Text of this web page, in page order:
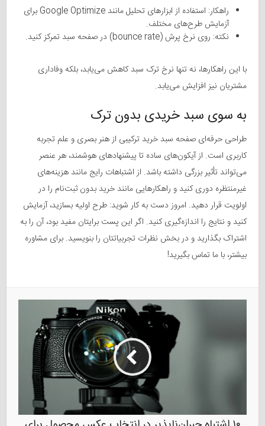
راهکار: استفاده از ابزارهای تحلیل مانند Google Optimize برای
آزمایش طرح‌های مختلف.
نکته: روی نرخ پرش (bounce rate) در صفحه سبد تمرکز کنید.
با این راهکارها، نه تنها نرخ ترک سبد کاهش می‌یابد، بلکه وفاداری
مشتریان نیز افزایش می‌یابد.
به سوی سبد خریدی بدون ترک
طراحی حرفه‌ای صفحه سبد خرید ترکیبی از هنر بصری و علم تجربه
کاربری است. از آیکون‌های ساده تا پیشنهادهای هوشمند، هر عنصر
می‌تواند تأثیر بزرگی داشته باشد. از اشتباهات رایج مانند هزینه‌های
غیرمنتظره دوری کنید و راهکارهایی مانند خرید بدون ثبت‌نام را در
اولویت قرار دهید. امروز دست به کار شوید: طرح اولیه بسازید، آزمایش
کنید و نتایج را اندازه‌گیری کنید. اگر این پست برایتان مفید بود، آن را به
اشتراک بگذارید و در بخش نظرات تجربیاتتان را بنویسید. برای مشاوره
بیشتر، با ما تماس بگیرید!